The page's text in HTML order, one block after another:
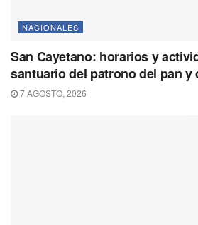
NACIONALES
San Cayetano: horarios y
santuario del patrono del pan y
7 AGOSTO, 2026